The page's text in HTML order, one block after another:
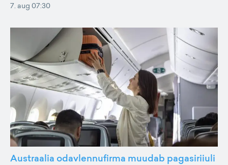
7. aug 07:30
Austraalia odavlennufirma muudab pagasiriiuli